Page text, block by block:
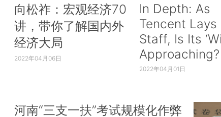
向松祚：宏观经济70
讲，带你了解国内外
经济大局
2022年04月06日
In Depth: As
Tencent Lays
Staff, Is Its
Approaching?
2022年04月01日
河南“三支一扶”考试规模化作弊